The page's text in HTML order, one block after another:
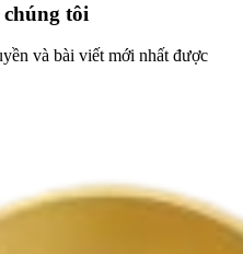
tôi
và bài viết mới nhất được